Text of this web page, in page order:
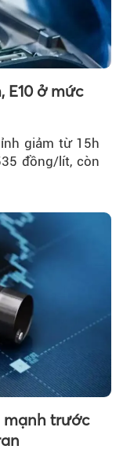
E10 ở mức
giảm từ 15h
đồng/lít, còn
mạnh trước